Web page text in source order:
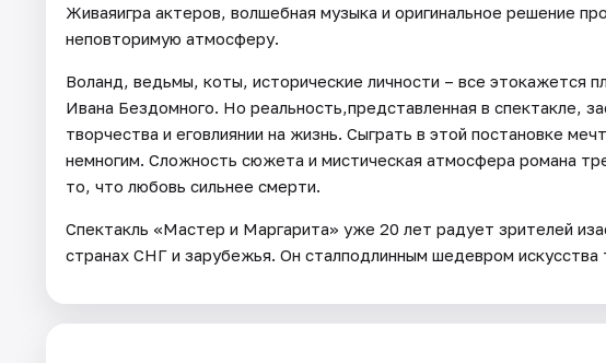
Живаяигра актеров, волшебная музыка и оригинальное решение
неповторимую атмосферу.
Воланд, ведьмы, коты, исторические личности – все этокажется
Ивана Бездомного. Но реальность,представленная в спектакле,
творчества и еговлиянии на жизнь. Сыграть в этой постановке
немногим. Сложность сюжета и мистическая атмосфера романа
то, что любовь сильнее смерти.
Спектакль «Мастер и Маргарита» уже 20 лет радует зрителей
странах СНГ и зарубежья. Он сталподлинным шедевром искусства